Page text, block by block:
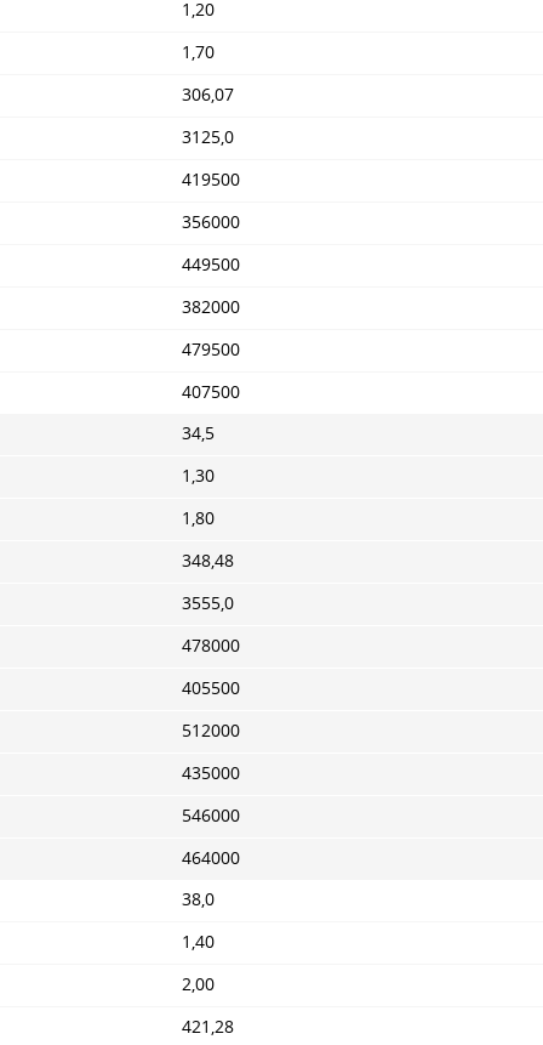
1,20
1,70
306,07
3125,0
419500
356000
449500
382000
479500
407500
34,5
1,30
1,80
348,48
3555,0
478000
405500
512000
435000
546000
464000
38,0
1,40
2,00
421,28